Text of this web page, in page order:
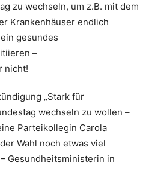
zu wechseln, um z.B. mit dem
Krankenhäuser endlich
gesundes
–
nicht!
„Stark für
wechseln zu wollen –
Parteikollegin Carola
Wahl noch etwas viel
Gesundheitsministerin in